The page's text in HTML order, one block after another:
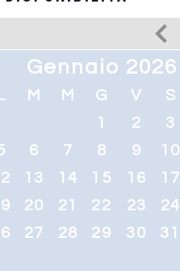
Gennaio 2026
L M M G V S
1
2 3
6 7 8 9 10
13 14 15 16 17
20 21 22 23 24
27 28 29 30 31